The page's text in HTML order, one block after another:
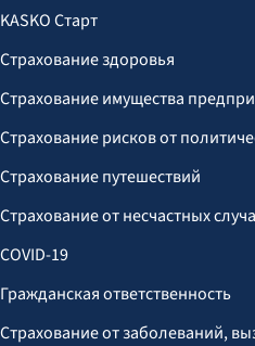
KASKO Старт
Страхование здоровья
Страхование имущества
Страхование рисков от
Страхование путешествий
Страхование от несчастных
COVID-19
Гражданская ответственность
Страхование от заболеваний,